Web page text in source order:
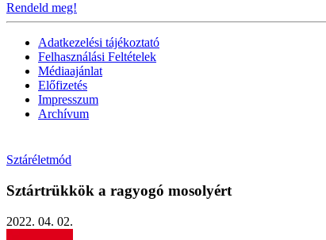
Rendeld meg!
Adatkezelési tájékoztató
Felhasználási Feltételek
Médiaajánlat
Előfizetés
Impresszum
Archívum
Sztáréletmód
Sztártrükkök a ragyogó mosolyért
2022. 04. 02.